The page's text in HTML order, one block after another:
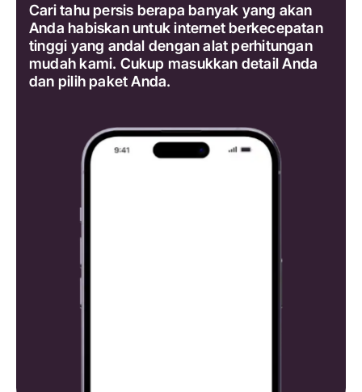
Cari tahu persis berapa banyak yang akan
Anda habiskan untuk internet berkecepatan
tinggi yang andal dengan alat perhitungan
mudah kami. Cukup masukkan detail Anda
dan pilih paket Anda.